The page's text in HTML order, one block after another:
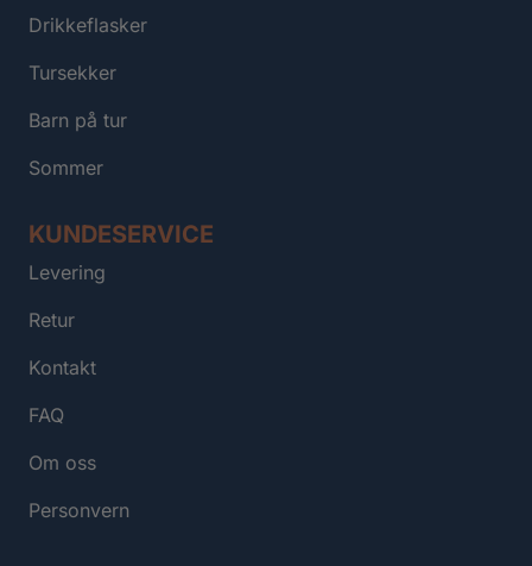
Drikkeflasker
Tursekker
Barn på tur
Sommer
KUNDESERVICE
Levering
Retur
Kontakt
FAQ
Om oss
Personvern